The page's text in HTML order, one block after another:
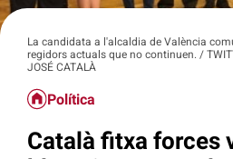
La candidata a l'alcaldia de València
regidors actuals que no continuen. /
JOSÉ CATALÀ
Política
Català fitxa forces